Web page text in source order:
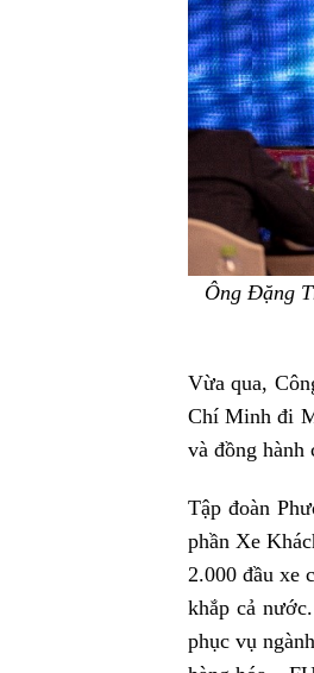
Ông Đặng
Vừa qua,
Chí Minh đi
và đồng hành
Tập đoàn
phần Xe
2.000 đầu xe
khắp cả
phục vụ